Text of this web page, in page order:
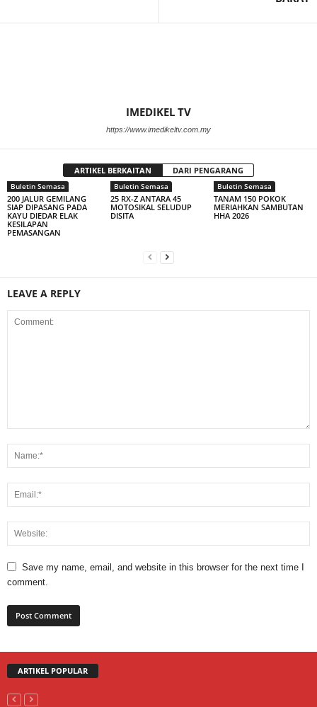
IMEDIKEL TV
https://www.imedikeltv.com.my
ARTIKEL BERKAITAN DARI PENGARANG
Buletin Semasa
200 JALUR GEMILANG
SIAP DIPASANG PADA
KAYU DIEDAR ELAK
KESILAPAN
PEMASANGAN
Buletin Semasa
25 RX-Z ANTARA 45
MOTOSIKAL SELUDUP
DISITA
Buletin Semasa
TANAM 150 POKOK
MERIAHKAN SAMBUTAN
HHA 2026
LEAVE A REPLY
Save my name, email, and website in this browser for the next time I
comment.
ARTIKEL POPULAR